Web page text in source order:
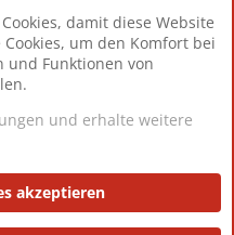
12.427
Berlin
Impressum
damit diese Website
um den Komfort bei
und Funktionen von
und erhalte weitere
akzeptieren